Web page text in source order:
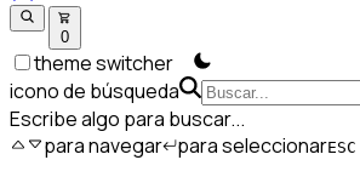
0
theme switcher
icono de búsqueda
Escribe algo para buscar...
para navegar para seleccionarESC